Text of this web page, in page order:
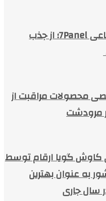
خدمات شبکه‌های اجتماعی 7Panel؛ از جذب
محصولات مراقبت از
مرودشت
کاوش گویا ارقام توسط
به عنوان بهترین
سال جاری